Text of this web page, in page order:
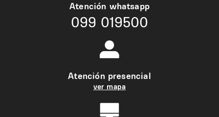
Atención whatsapp
099 019500
Atención presencial
ver mapa